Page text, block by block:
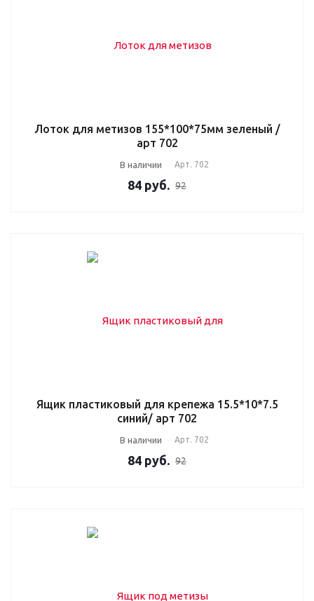
Лоток для метизов 155*100*75мм зеленый /
арт 702
В наличии Арт. 702
84 руб. 92
Ящик пластиковый для крепежа 15.5*10*7.5
синий/ арт 702
В наличии Арт. 702
84 руб. 92